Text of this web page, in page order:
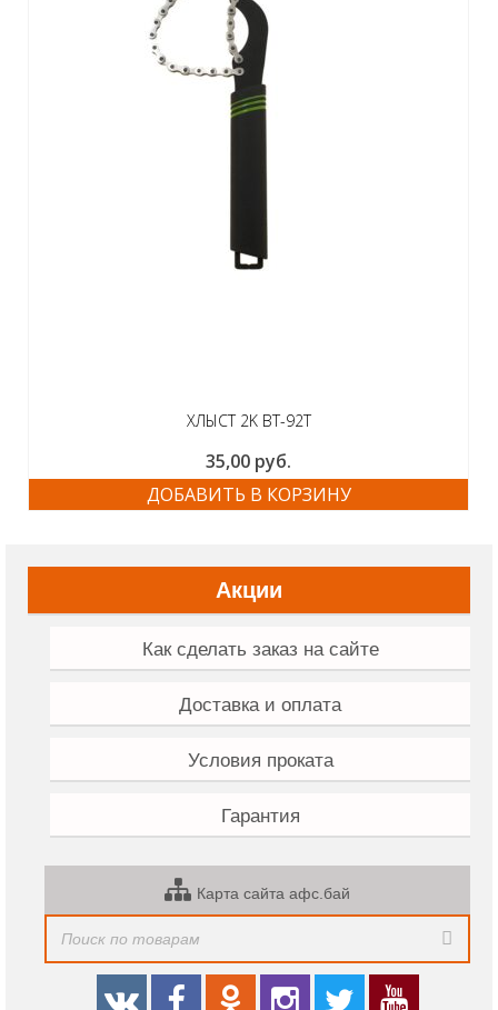
ХЛЫСТ 2K BT-92T
35,00 руб.
ДОБАВИТЬ В КОРЗИНУ
Акции
Как сделать заказ на сайте
Доставка и оплата
Условия проката
Гарантия
Карта сайта афс.бай